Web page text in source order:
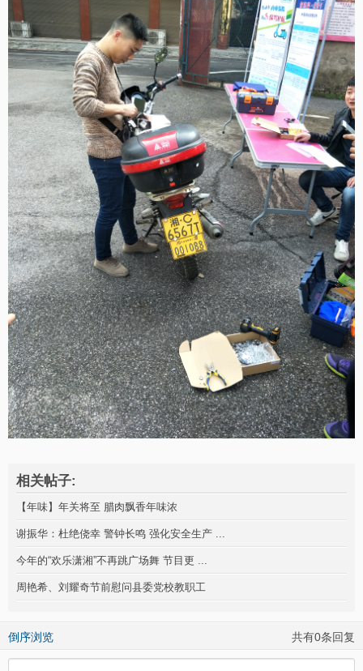
相关帖子:
【年味】年关将至 腊肉飘香年味浓
谢振华：杜绝侥幸 警钟长鸣 强化安全生产 ...
今年的“欢乐潇湘”不再跳广场舞 节目更 ...
周艳希、刘耀奇节前慰问县委党校教职工
倒序浏览 共有0条回复